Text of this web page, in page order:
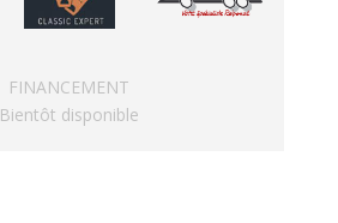
FINANCEMENT
Bientôt disponible